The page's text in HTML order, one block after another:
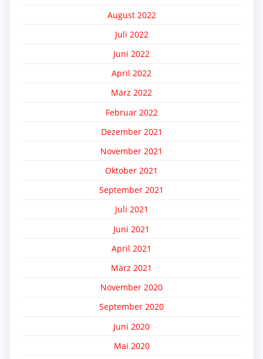
August 2022
Juli 2022
Juni 2022
April 2022
März 2022
Februar 2022
Dezember 2021
November 2021
Oktober 2021
September 2021
Juli 2021
Juni 2021
April 2021
März 2021
November 2020
September 2020
Juni 2020
Mai 2020